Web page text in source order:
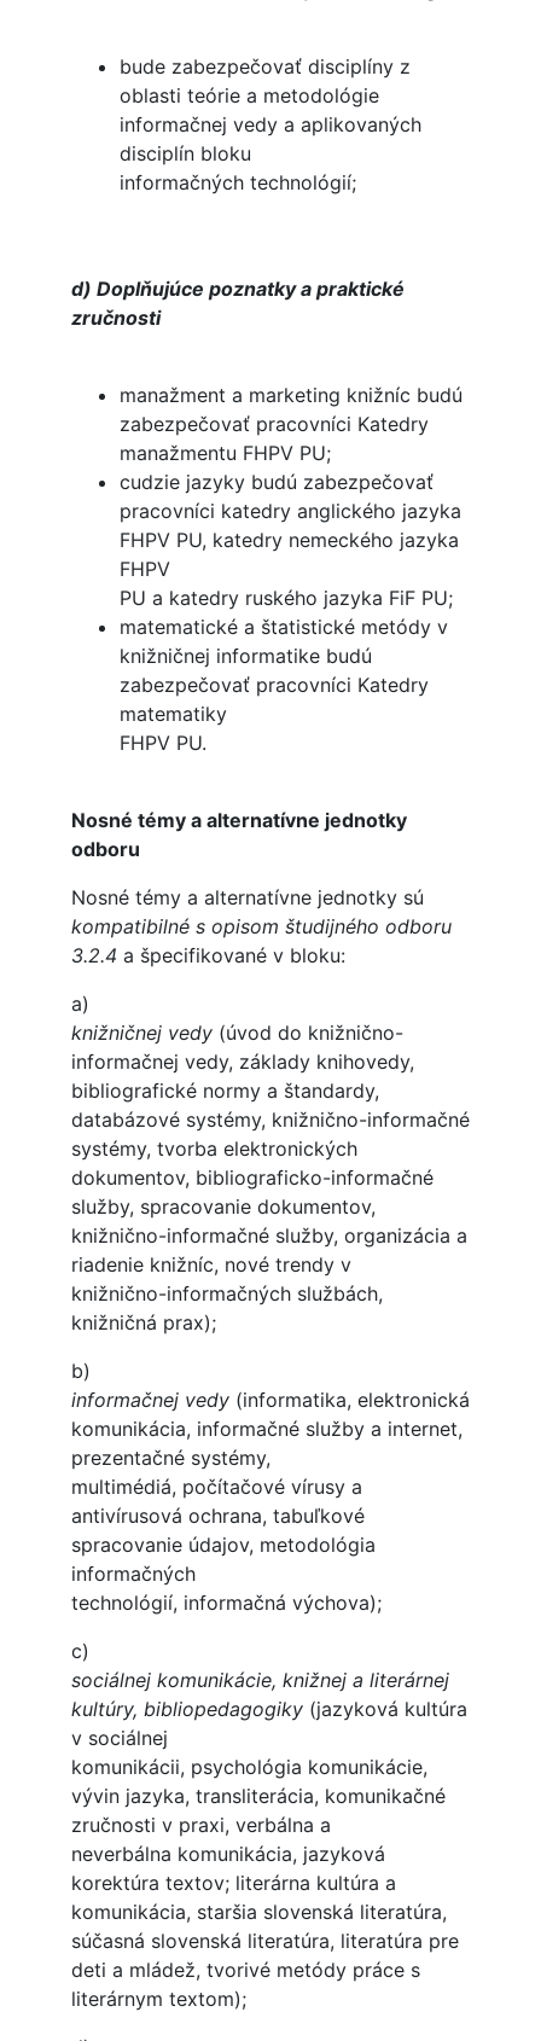
bude zabezpečovať disciplíny z
oblasti teórie a metodológie
informačnej vedy a aplikovaných
disciplín bloku
informačných technológií;
d) Doplňujúce poznatky a praktické
zručnosti
manažment a marketing knižníc budú
zabezpečovať pracovníci Katedry
manažmentu FHPV PU;
cudzie jazyky budú zabezpečovať
pracovníci katedry anglického jazyka
FHPV PU, katedry nemeckého jazyka
FHPV
PU a katedry ruského jazyka FiF PU;
matematické a štatistické metódy v
knižničnej informatike budú
zabezpečovať pracovníci Katedry
matematiky
FHPV PU.
Nosné témy a alternatívne jednotky
odboru
Nosné témy a alternatívne jednotky sú
kompatibilné s opisom študijného odboru
3.2.4 a špecifikované v bloku:
a)
knižničnej vedy(úvod do knižnično-
informačnej vedy, základy knihovedy,
bibliografické normy a štandardy,
databázové systémy, knižnično-informačné
systémy, tvorba elektronických
dokumentov, bibliograficko-informačné
služby, spracovanie dokumentov,
knižnično-informačné služby, organizácia a
riadenie knižníc, nové trendy v
knižnično-informačných službách,
knižničná prax);
b)
informačnej vedy(informatika, elektronická
komunikácia, informačné služby a internet,
prezentačné systémy,
multimédiá, počítačové vírusy a
antivírusová ochrana, tabuľkové
spracovanie údajov, metodológia
informačných
technológií, informačná výchova);
c)
sociálnej komunikácie, knižnej a literárnej
kultúry, bibliopedagogiky(jazyková kultúra
v sociálnej
komunikácii, psychológia komunikácie,
vývin jazyka, transliterácia, komunikačné
zručnosti v praxi, verbálna a
neverbálna komunikácia, jazyková
korektúra textov; literárna kultúra a
komunikácia, staršia slovenská literatúra,
súčasná slovenská literatúra, literatúra pre
deti a mládež, tvorivé metódy práce s
literárnym textom);